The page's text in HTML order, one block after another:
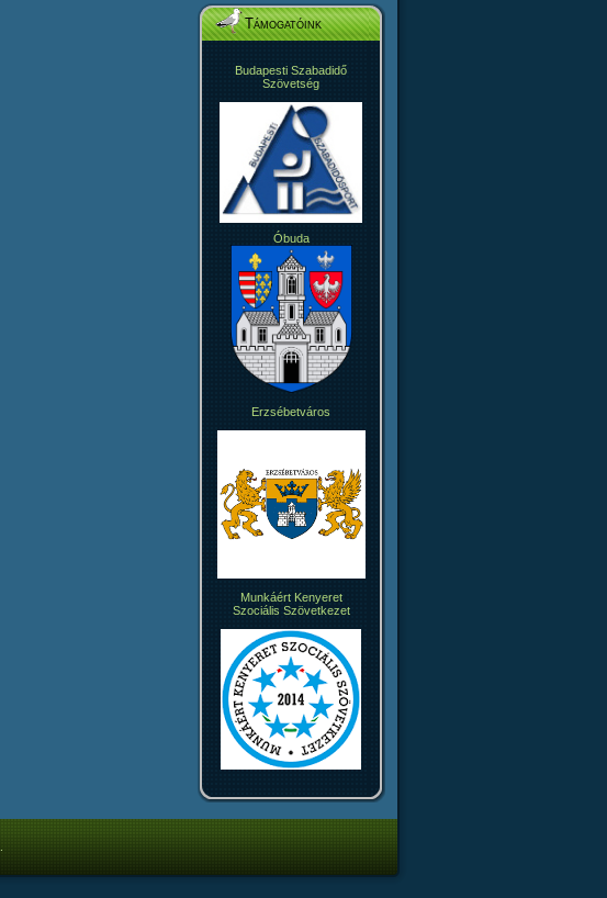
Támogatóink
Budapesti Szabadidő
Szövetség
Óbuda
Erzsébetváros
Munkáért Kenyeret
Szociális Szövetkezet